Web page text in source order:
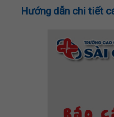
Hướng dẫn chi tiết